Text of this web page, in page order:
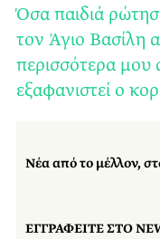
Όσα παιδιά
τον Άγιο Βασίλη
περισσότερα
εξαφανιστεί ο
Νέα από το μέλλον,
ΕΓΓΡΑΦΕΙΤΕ ΣΤΟ